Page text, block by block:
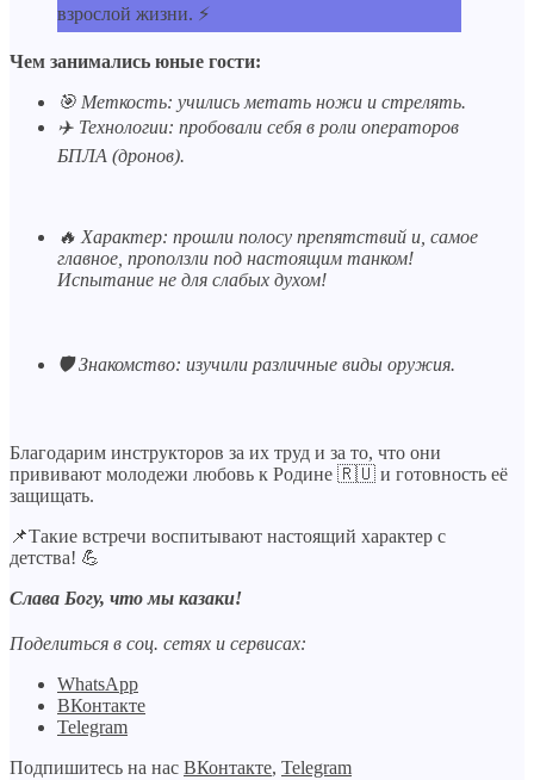
взрослой жизни. ⚡
Чем занимались юные гости:
🎯 Меткость: учились метать ножи и стрелять.
✈️ Технологии: пробовали себя в роли операторов
БПЛА (дронов).
🔥 Характер: прошли полосу препятствий и, самое
главное, проползли под настоящим танком!
Испытание не для слабых духом!
🛡️ Знакомство: изучили различные виды оружия.
Благодарим инструкторов за их труд и за то, что они
прививают молодежи любовь к Родине 🇷🇺 и готовность её
защищать.
📌Такие встречи воспитывают настоящий характер с
детства! 💪
Слава Богу, что мы казаки!
Поделиться в соц. сетях и сервисах:
WhatsApp
ВКонтакте
Telegram
Подпишитесь на нас ВКонтакте, Telegram